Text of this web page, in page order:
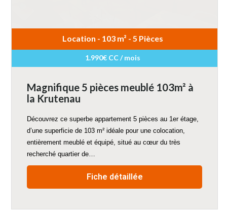
Location - 103 m² - 5 Pièces
1.990€ CC / mois
Magnifique 5 pièces meublé 103m² à
la Krutenau
Découvrez ce superbe appartement 5 pièces au 1er étage,
d’une superficie de 103 m² idéale pour une colocation,
entièrement meublé et équipé, situé au cœur du très
recherché quartier de…
Fiche détaillée